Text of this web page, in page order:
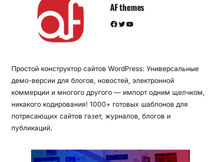
AF themes
Facebook Twitter YouTube
Простой конструктор сайтов WordPress: Универсальные
демо-версии для блогов, новостей, электронной
коммерции и многого другого — импорт одним щелчком,
никакого кодирования! 1000+ готовых шаблонов для
потрясающих сайтов газет, журналов, блогов и
публикаций.